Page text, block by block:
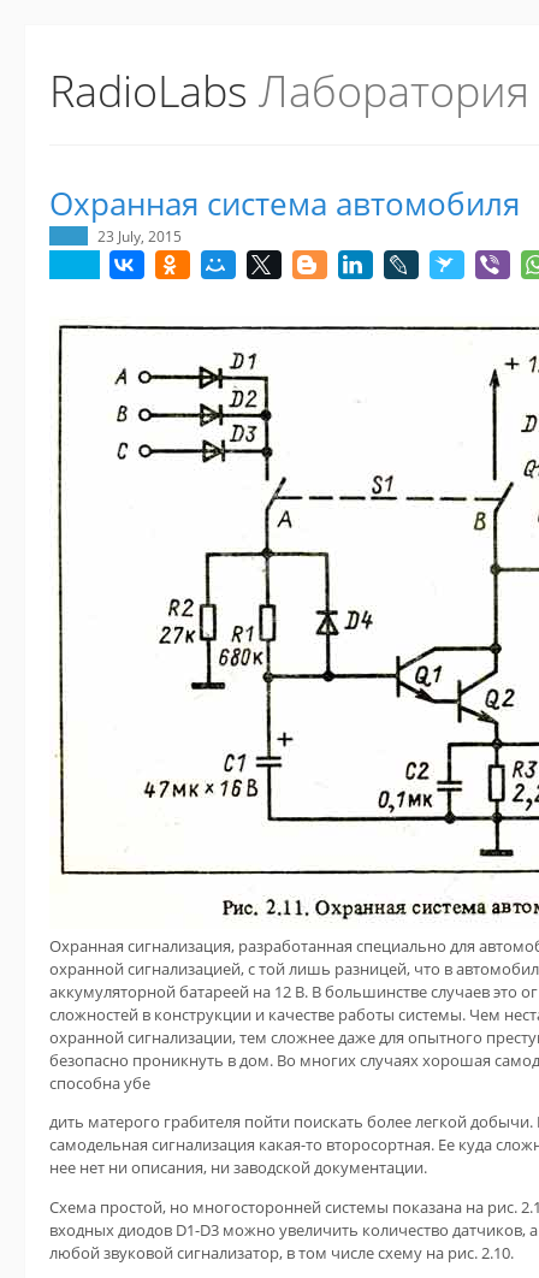
RadioLabs
Охранная система автомобиля
23 July, 2015
Охранная сигнализация, разработанная специально для
охранной сигнализацией, с той лишь разницей, что в
аккумуляторной батареей на 12 В. В большинстве случаев это
сложностей в конструкции и качестве работы системы. Чем
охранной сигнализации, тем сложнее даже для опытного
безопасно проникнуть в дом. Во многих случаях хорошая
способна убе
дить матерого грабителя пойти поискать более легкой
самодельная сигнализация какая-то второсортная. Ее куда
нее нет ни описания, ни заводской документации.
Схема простой, но многосторонней системы показана на рис.
входных диодов D1-D3 можно увеличить количество датчиков,
любой звуковой сигнализатор, в том числе схему на рис. 2.10.